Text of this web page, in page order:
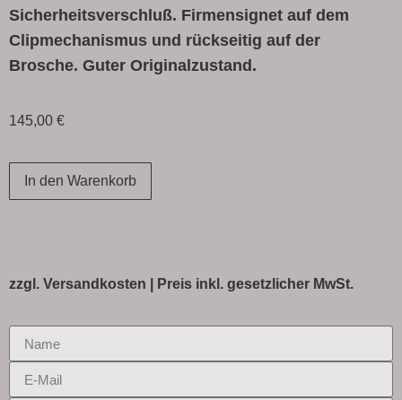
Sicherheitsverschluß. Firmensignet auf dem
Clipmechanismus und rückseitig auf der
Brosche. Guter Originalzustand.
145,00 €
In den Warenkorb
zzgl. Versandkosten | Preis inkl. gesetzlicher MwSt.